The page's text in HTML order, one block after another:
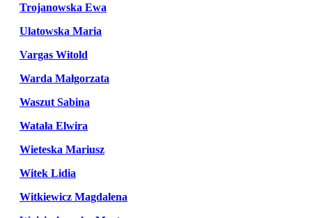
Trojanowska Ewa
Ulatowska Maria
Vargas Witold
Warda Małgorzata
Waszut Sabina
Watała Elwira
Wieteska Mariusz
Witek Lidia
Witkiewicz Magdalena